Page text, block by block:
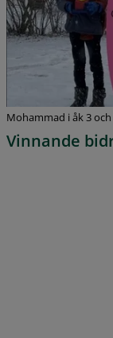
Mohammad i åk 3
Vinnande